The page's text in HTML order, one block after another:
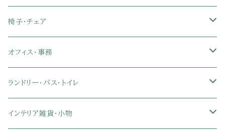
ソファカバー
玄関収納
突っ張り棚・突っ張りラック
幅90cm以下テレビ台
幅91～120cmテレビ台
幅121～150cmテレビ台
幅151～180cmテレビ台
キッチンマット
キッチン用品
キッチン家電
シングル
セミシングル
シングル
パイプベッド
ロフトベッド
2段ベッド
折りたたみベッド
タオルケット・ガーゼケット
ブランケット・毛布
布団カバー・敷きパッド
ひんやりマット（冷却マット）
フローリングマット
ジョイントマット
ダイニングテーブルセット
2人用ダイニングテーブルセット
4人用ダイニングテーブルセット
6人用ダイニングテーブルセット
ウッドテーブル
センターテーブル
ガラステーブル
カウンターテーブル
パソコン・オフィスデスク
L字デスク
収納付きデスク
キーボードスライダー付きデスク
椅子・チェア
ダイニングチェア・ベンチ
オフィスチェア
リクライニングチェア
リビングチェア
オフィス・事務
オフィスチェア
オフィスデスク
ランドリー・バス・トイレ
ランドリーラック
インテリア雑貨・小物